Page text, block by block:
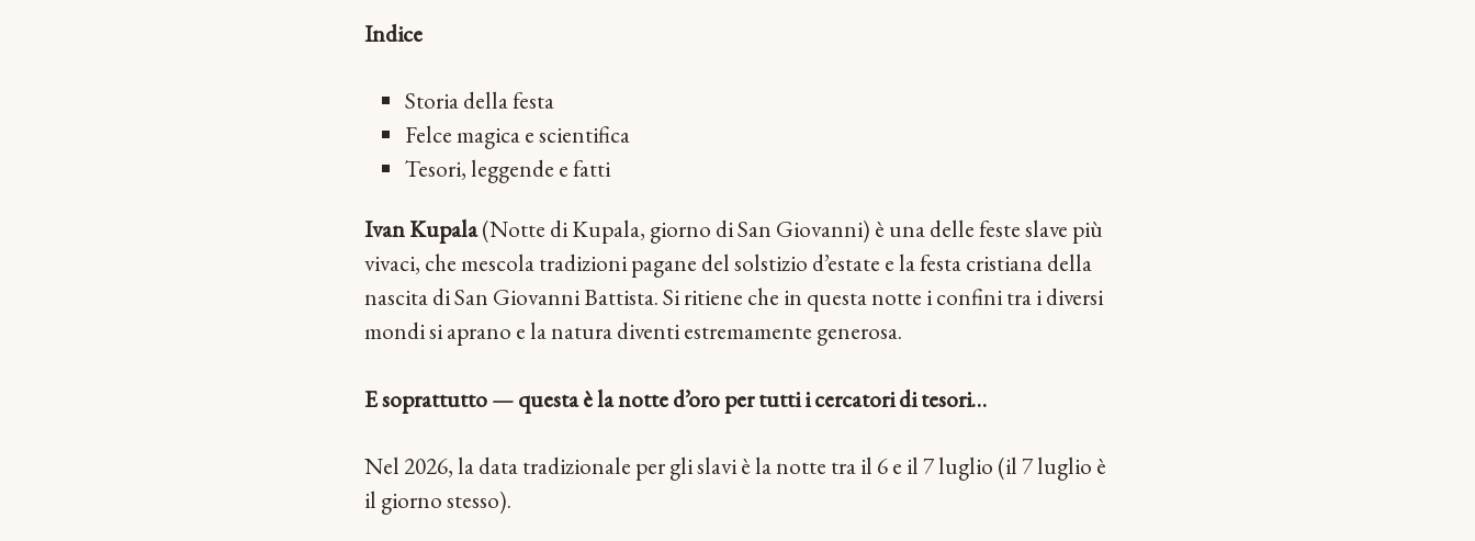
Indice
Storia della festa
Felce magica e scientifica
Tesori, leggende e fatti
Ivan Kupala(Notte di Kupala, giorno di San Giovanni) è una delle feste slave più
vivaci, che mescola tradizioni pagane del solstizio d’estate e la festa cristiana della
nascita di San Giovanni Battista. Si ritiene che in questa notte i confini tra i diversi
mondi si aprano e la natura diventi estremamente generosa.
E soprattutto — questa è la notte d’oro per tutti i cercatori di tesori…
Nel 2026, la data tradizionale per gli slavi è la notte tra il 6 e il 7 luglio (il 7 luglio è
il giorno stesso).